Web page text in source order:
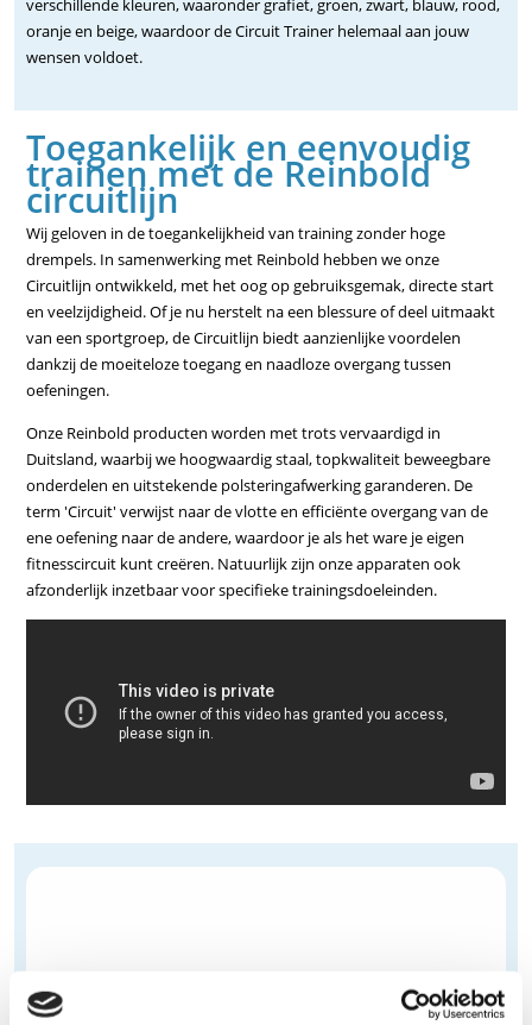
verschillende kleuren, waaronder grafiet, groen, zwart, blauw, rood,
oranje en beige, waardoor de Circuit Trainer helemaal aan jouw
wensen voldoet.
Toegankelijk en eenvoudig
trainen met de Reinbold
circuitlijn
Wij geloven in de toegankelijkheid van training zonder hoge
drempels. In samenwerking met Reinbold hebben we onze
Circuitlijn ontwikkeld, met het oog op gebruiksgemak, directe start
en veelzijdigheid. Of je nu herstelt na een blessure of deel uitmaakt
van een sportgroep, de Circuitlijn biedt aanzienlijke voordelen
dankzij de moeiteloze toegang en naadloze overgang tussen
oefeningen.
Onze Reinbold producten worden met trots vervaardigd in
Duitsland, waarbij we hoogwaardig staal, topkwaliteit beweegbare
onderdelen en uitstekende polsteringafwerking garanderen. De
term 'Circuit' verwijst naar de vlotte en efficiënte overgang van de
ene oefening naar de andere, waardoor je als het ware je eigen
fitnesscircuit kunt creëren. Natuurlijk zijn onze apparaten ook
afzonderlijk inzetbaar voor specifieke trainingsdoeleinden.